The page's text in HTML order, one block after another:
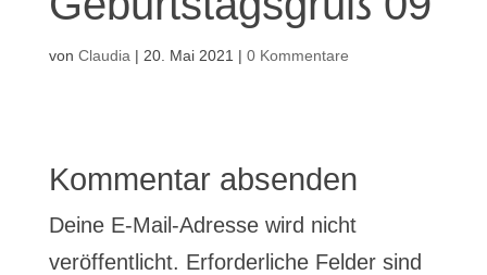
von Claudia | 20. Mai 2021 | 0 Kommentare
Kommentar absenden
Deine E-Mail-Adresse wird nicht
veröffentlicht. Erforderliche Felder sind